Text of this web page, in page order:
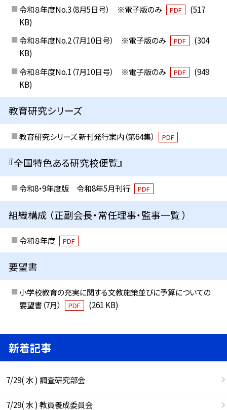
令和８年度No.3（8月5日号） ※電子版のみ PDF
(517
KB)
令和８年度No.2（7月10日号） ※電子版のみ
PDF
(304
KB)
令和８年度No.1（7月10日号） ※電子版のみ
PDF
(949
KB)
教育研究シリーズ
教育研究シリーズ 新刊発行案内（第64集） PDF
『全国特色ある研究校便覧』
令和8・9年度版 令和8年5月刊行 PDF
組織構成 （正副会長・常任理事・監事一覧 ）
令和８年度 PDF
要望書
小学校教育の充実に関する文教施策並びに予算についての
要望書（7月）
PDF (261 KB)
新着記事
7/29( 水 ) 調査研究部会
7/29( 水 ) 教員養成委員会